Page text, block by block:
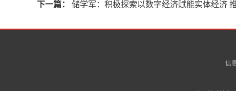
下一篇：
储学军：积极探索以数字经济赋能实体经济
信